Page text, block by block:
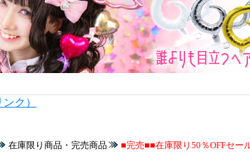
ク）
在庫限り商品・完売商品 ■完売■■在庫限り50％OFFセー